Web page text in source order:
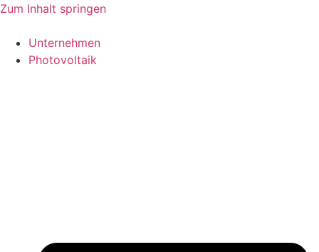
Zum Inhalt springen
Unternehmen
Photovoltaik